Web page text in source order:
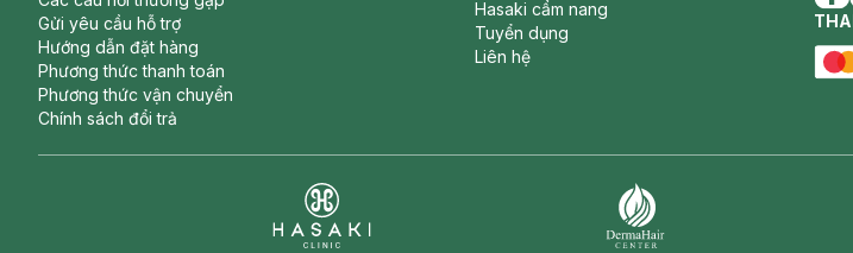
Gửi yêu cầu hỗ trợ
Hướng dẫn đặt hàng
Phương thức thanh toán
Phương thức vận chuyển
Chính sách đổi trả
Hasaki cẩm nang
Tuyển dụng
Liên hệ